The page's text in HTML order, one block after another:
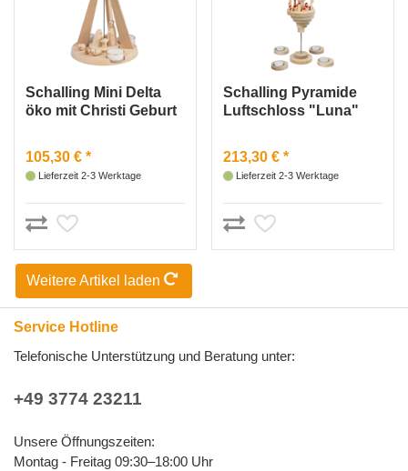
Schalling Mini Delta
öko mit Christi Geburt
105,30 € *
Lieferzeit 2-3 Werktage
Schalling Pyramide
Luftschloss "Luna"
213,30 € *
Lieferzeit 2-3 Werktage
Weitere Artikel laden
Service Hotline
Telefonische Unterstützung und Beratung unter:
+49 3774 23211
Unsere Öffnungszeiten:
Montag - Freitag 09:30–18:00 Uhr